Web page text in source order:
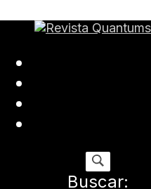
Buscar: